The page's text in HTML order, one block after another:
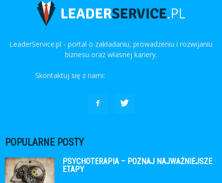
LeaderService.pl - portal o zakładaniu, prowadzeniu i rozwijaniu
biznesu oraz własnej kariery.
Skontaktuj się z nami:
POPULARNE POSTY
PSYCHOTERAPIA – POZNAJ NAJWAŻNIEJSZE
ETAPY